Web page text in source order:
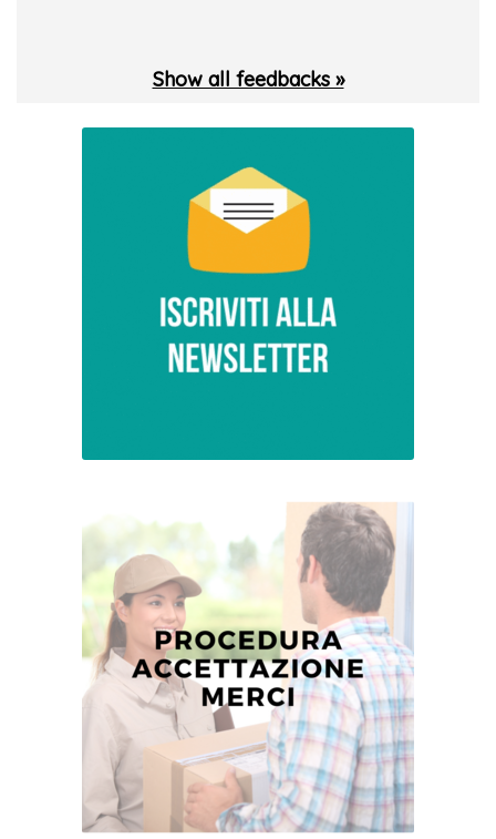
Show all feedbacks »